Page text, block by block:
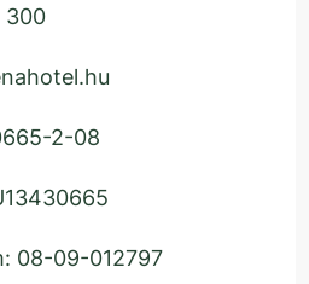
300
2-08
08-09-012797